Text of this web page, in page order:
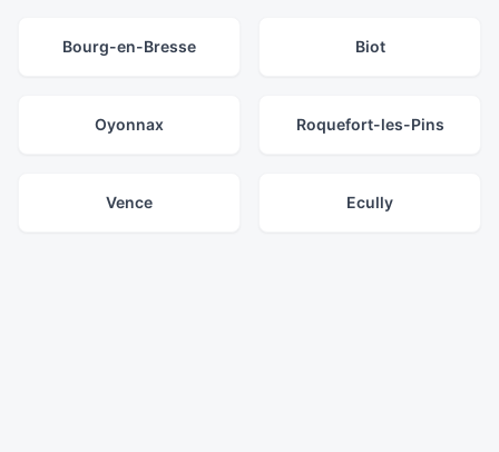
Bourg-en-Bresse Biot
Oyonnax Roquefort-les-Pins
Vence Ecully